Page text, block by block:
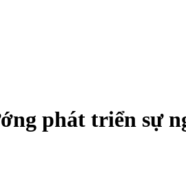
phát triển sự